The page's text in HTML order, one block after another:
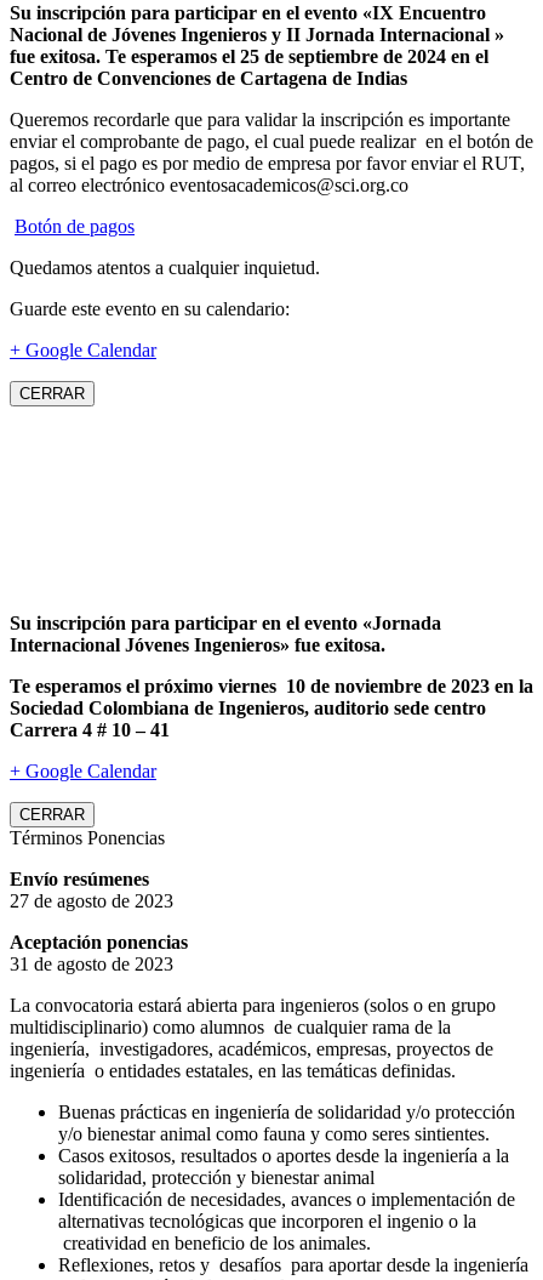
Su inscripción para participar en el evento «IX Encuentro
Nacional de Jóvenes Ingenieros y II Jornada Internacional »
fue exitosa. Te esperamos el 25 de septiembre de 2024 en el
Centro de Convenciones de Cartagena de Indias
Queremos recordarle que para validar la inscripción es importante
enviar el comprobante de pago, el cual puede realizar en el botón de
pagos, si el pago es por medio de empresa por favor enviar el RUT,
al correo electrónico eventosacademicos@sci.org.co
Botón de pagos
Quedamos atentos a cualquier inquietud.
Guarde este evento en su calendario:
+ Google Calendar
CERRAR
Su inscripción para participar en el evento «Jornada
Internacional Jóvenes Ingenieros» fue exitosa.
Te esperamos el próximo viernes 10 de noviembre de 2023 en la
Sociedad Colombiana de Ingenieros, auditorio sede centro
Carrera 4 # 10 – 41
+ Google Calendar
CERRAR
Términos Ponencias
Envío resúmenes
27 de agosto de 2023
Aceptación ponencias
31 de agosto de 2023
La convocatoria estará abierta para ingenieros (solos o en grupo
multidisciplinario) como alumnos de cualquier rama de la
ingeniería, investigadores, académicos, empresas, proyectos de
ingeniería o entidades estatales, en las temáticas definidas.
Buenas prácticas en ingeniería de solidaridad y/o protección
y/o bienestar animal como fauna y como seres sintientes.
Casos exitosos, resultados o aportes desde la ingeniería a la
solidaridad, protección y bienestar animal
Identificación de necesidades, avances o implementación de
alternativas tecnológicas que incorporen el ingenio o la
creatividad en beneficio de los animales.
Reflexiones, retos y desafíos para aportar desde la ingeniería